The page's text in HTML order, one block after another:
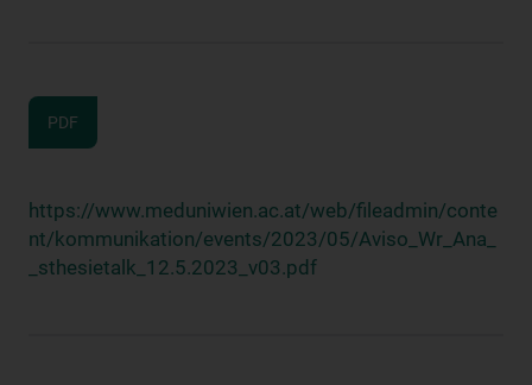
PDF
https://www.meduniwien.ac.at/web/fileadmin/conte
nt/kommunikation/events/2023/05/Aviso_Wr_Ana_
_sthesietalk_12.5.2023_v03.pdf